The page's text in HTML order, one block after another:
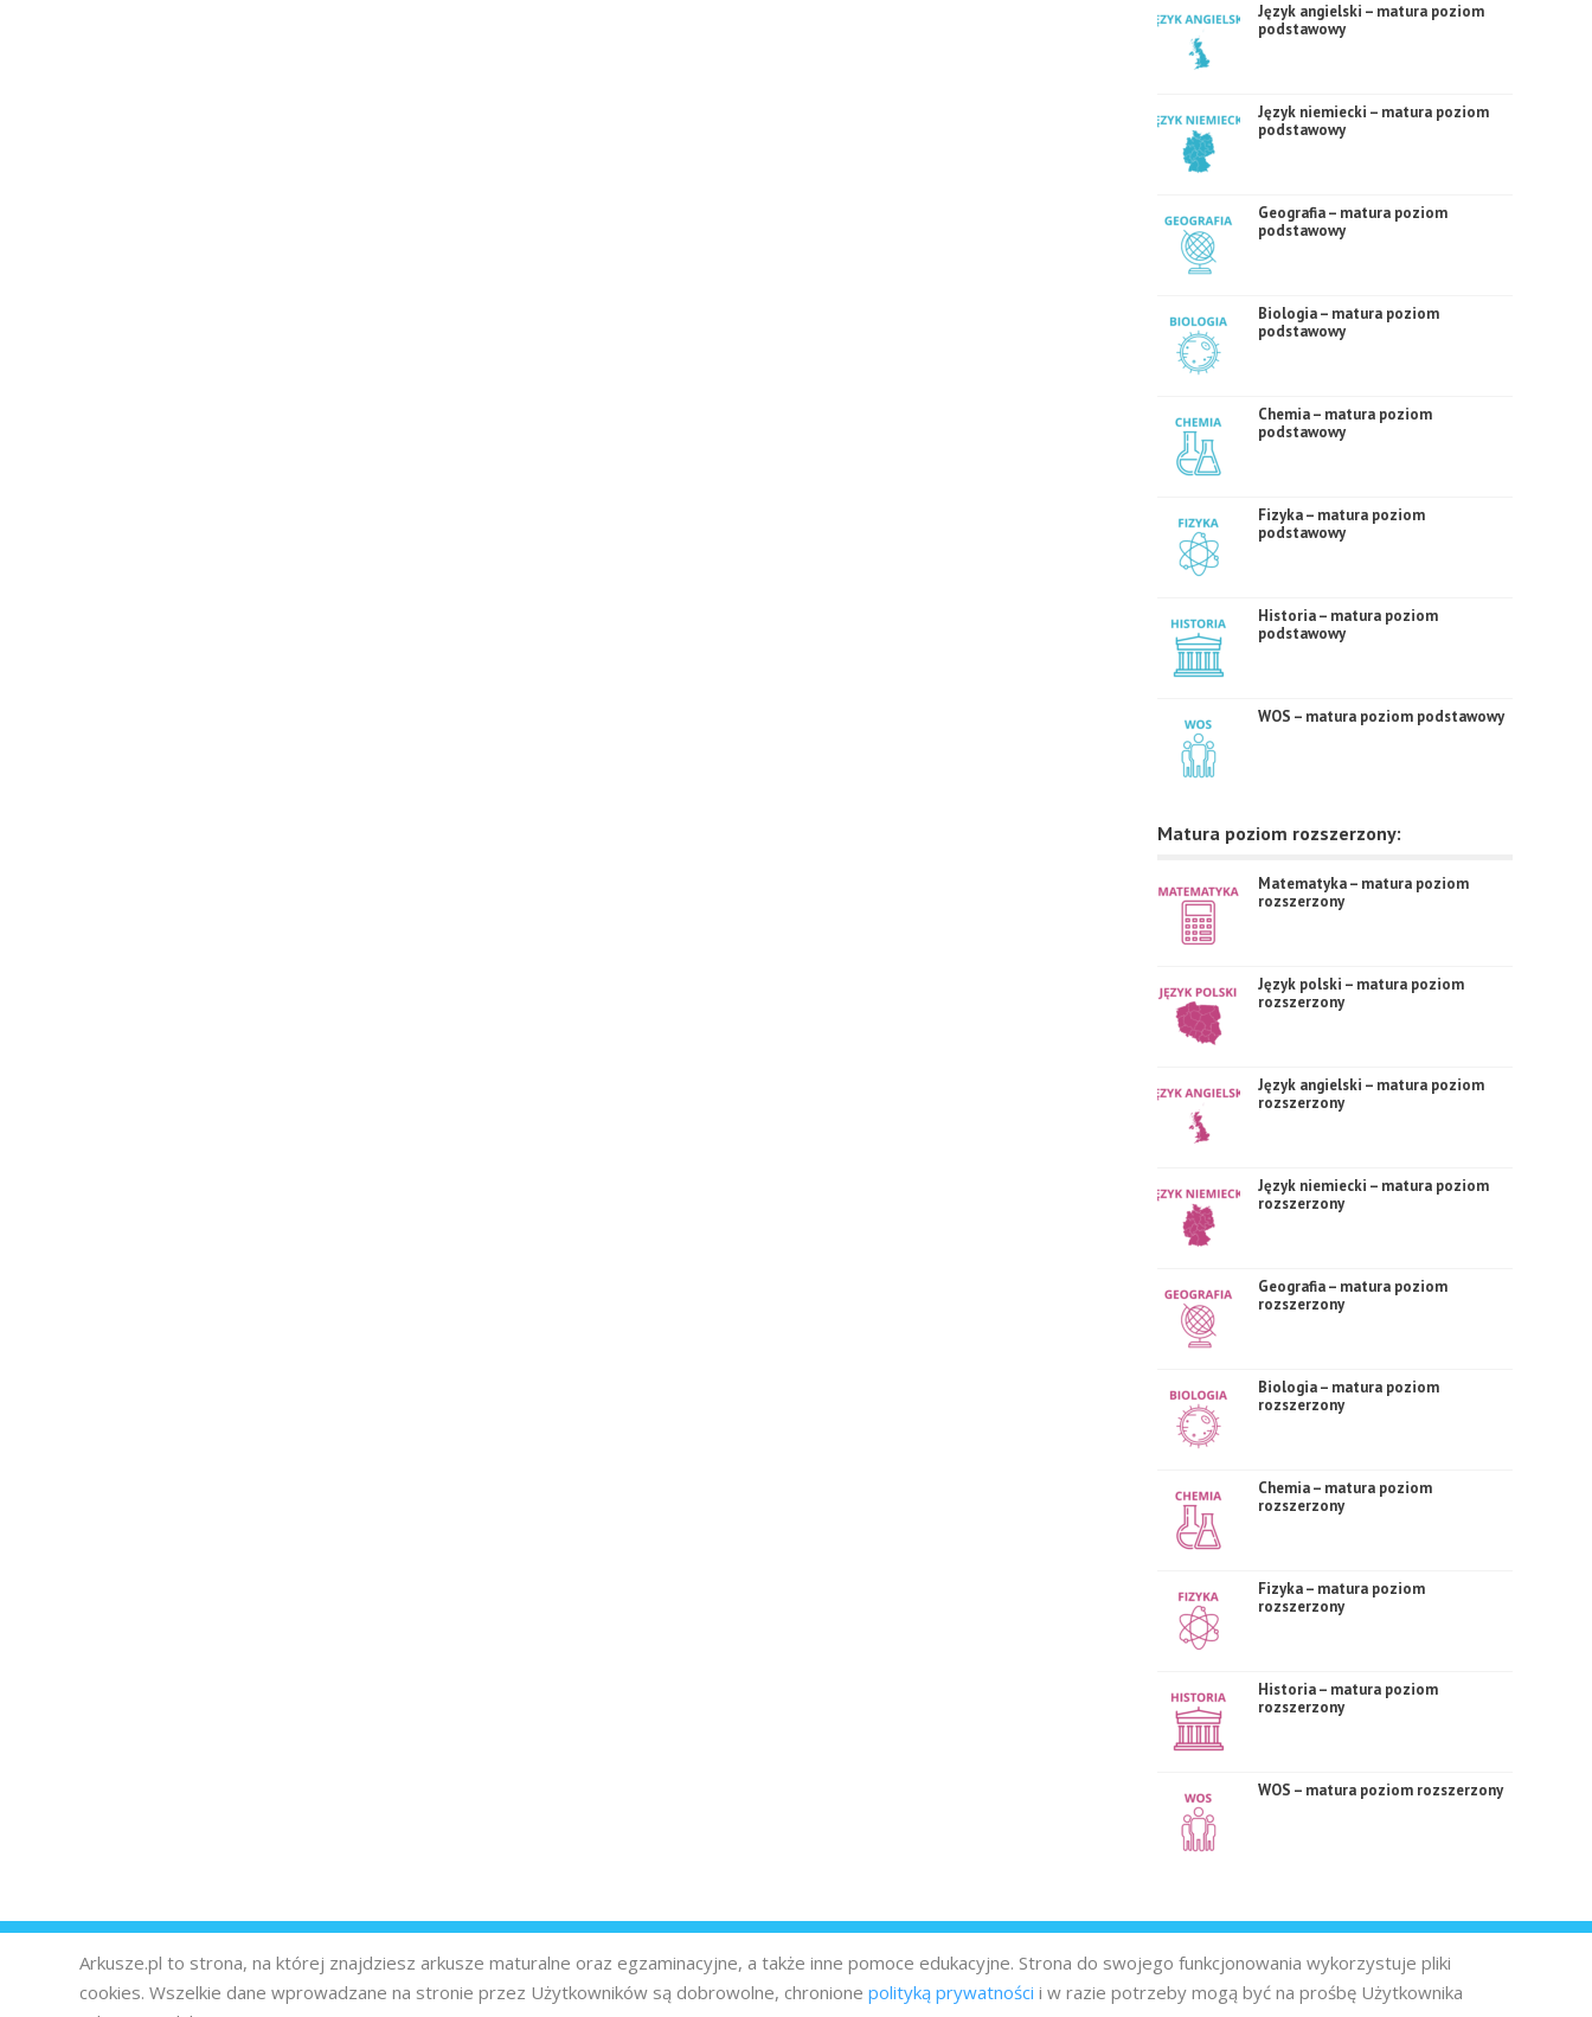
Język angielski – matura poziom
podstawowy
Język niemiecki – matura poziom
podstawowy
Geografia – matura poziom
podstawowy
Biologia – matura poziom
podstawowy
Chemia – matura poziom
podstawowy
Fizyka – matura poziom
podstawowy
Historia – matura poziom
podstawowy
WOS – matura poziom podstawowy
Matura poziom rozszerzony:
Matematyka – matura poziom
rozszerzony
Język polski – matura poziom
rozszerzony
Język angielski – matura poziom
rozszerzony
Język niemiecki – matura poziom
rozszerzony
Geografia – matura poziom
rozszerzony
Biologia – matura poziom
rozszerzony
Chemia – matura poziom
rozszerzony
Fizyka – matura poziom
rozszerzony
Historia – matura poziom
rozszerzony
WOS – matura poziom rozszerzony
Arkusze.pl to strona, na której znajdziesz arkusze maturalne oraz egzaminacyjne, a także inne pomoce edukacyjne. Strona do swojego funkcjonowania wykorzystuje pliki
cookies. Wszelkie dane wprowadzane na stronie przez Użytkowników są dobrowolne, chronione polityką prywatności i w razie potrzeby mogą być na prośbę Użytkownika